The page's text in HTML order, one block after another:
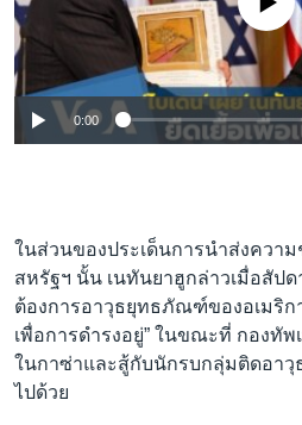
0:00
ในส่วนของประเด็นการนำส่งควา
สหรัฐฯ นั้น เนทันยาฮูกล่าวเมื่อสัป
ต้องการอาวุธยุทธภัณฑ์ของอเมริก
เพื่อการดำรงอยู่” ในขณะที่ กองทั
ในกาซ่าและสู้กับนักรบกลุ่มติดอาวุ
ไปด้วย